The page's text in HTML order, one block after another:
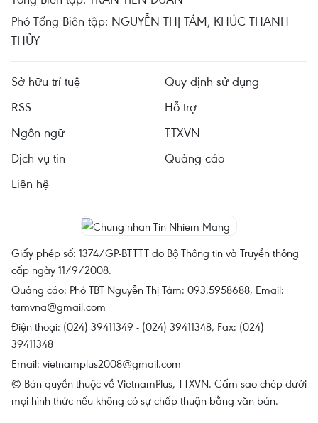
Phó Tổng Biên tập: NGUYỄN THỊ TÁM, KHÚC THANH
THỦY
Sở hữu trí tuệ
Quy định sử dụng
RSS
Hỗ trợ
Ngôn ngữ
TTXVN
Dịch vụ tin
Quảng cáo
Liên hệ
Giấy phép số: 1374/GP-BTTTT do Bộ Thông tin và Truyền thông
cấp ngày 11/9/2008.
Quảng cáo: Phó TBT Nguyễn Thị Tám: 093.5958688, Email:
tamvna@gmail.com
Điện thoại: (024) 39411349 - (024) 39411348, Fax: (024)
39411348
Email: vietnamplus2008@gmail.com
© Bản quyền thuộc về VietnamPlus, TTXVN. Cấm sao chép dưới
mọi hình thức nếu không có sự chấp thuận bằng văn bản.